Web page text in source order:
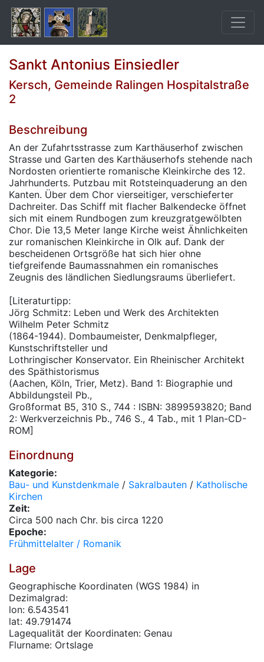
Sankt Antonius Einsiedler
Kersch, Gemeinde Ralingen Hospitalstraße
2
Beschreibung
An der Zufahrtsstrasse zum Karthäuserhof zwischen
Strasse und Garten des Karthäuserhofs stehende nach
Nordosten orientierte romanische Kleinkirche des 12.
Jahrhunderts. Putzbau mit Rotsteinquaderung an den
Kanten. Über dem Chor vierseitiger, verschieferter
Dachreiter. Das Schiff mit flacher Balkendecke öffnet
sich mit einem Rundbogen zum kreuzgratgewölbten
Chor. Die 13,5 Meter lange Kirche weist Ähnlichkeiten
zur romanischen Kleinkirche in Olk auf. Dank der
bescheidenen Ortsgröße hat sich hier ohne
tiefgreifende Baumassnahmen ein romanisches
Zeugnis des ländlichen Siedlungsraums überliefert.
[Literaturtipp:
Jörg Schmitz: Leben und Werk des Architekten
Wilhelm Peter Schmitz
(1864-1944). Dombaumeister, Denkmalpfleger,
Kunstschriftsteller und
Lothringischer Konservator. Ein Rheinischer Architekt
des Späthistorismus
(Aachen, Köln, Trier, Metz). Band 1: Biographie und
Abbildungsteil Pb.,
Großformat B5, 310 S., 744 : ISBN: 3899593820; Band
2: Werkverzeichnis Pb., 746 S., 4 Tab., mit 1 Plan-CD-
ROM]
Einordnung
Kategorie:
Bau- und Kunstdenkmale / Sakralbauten / Katholische
Kirchen
Zeit:
Circa 500 nach Chr. bis circa 1220
Epoche:
Frühmittelalter / Romanik
Lage
Geographische Koordinaten (WGS 1984) in
Dezimalgrad:
lon: 6.543541
lat: 49.791474
Lagequalität der Koordinaten: Genau
Flurname: Ortslage